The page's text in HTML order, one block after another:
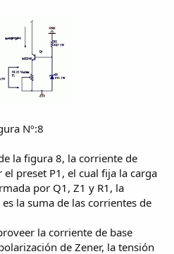
Nº:8​
la figura 8, la corriente de
preset P1, el cual fija la carga
por Q1, Z1 y R1, la
la suma de las corrientes de
la corriente de base
de Zener, la tensión